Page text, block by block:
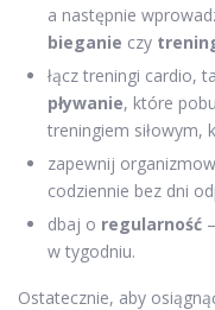
a następnie
bieganie czy
łącz treningi cardio,
pływanie, które
treningiem siłowym,
zapewnij
codziennie bez dni
dbaj o regularność
w tygodniu.
Ostatecznie, aby